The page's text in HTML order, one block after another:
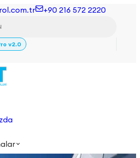
+90 216 572 2220
v2.0